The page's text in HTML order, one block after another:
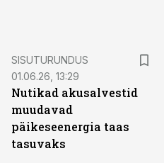
SISUTURUNDUS
01.06.26, 13:29
Nutikad akusalvestid
muudavad
päikeseenergia taas
tasuvaks